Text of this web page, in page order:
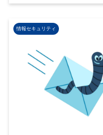
情報セキュリティ